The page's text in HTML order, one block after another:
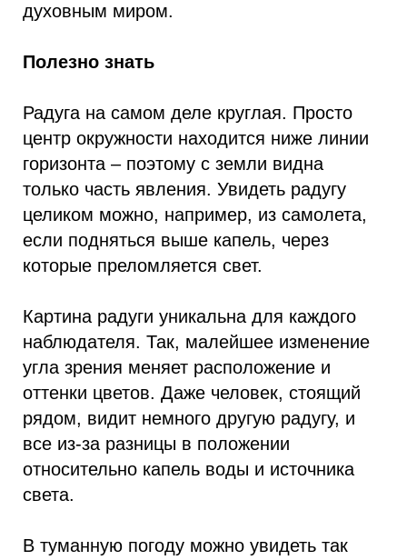
духовным миром.
Полезно знать
Радуга на самом деле круглая. Просто
центр окружности находится ниже линии
горизонта – поэтому с земли видна
только часть явления. Увидеть радугу
целиком можно, например, из самолета,
если подняться выше капель, через
которые преломляется свет.
Картина радуги уникальна для каждого
наблюдателя. Так, малейшее изменение
угла зрения меняет расположение и
оттенки цветов. Даже человек, стоящий
рядом, видит немного другую радугу, и
все из‑за разницы в положении
относительно капель воды и источника
света.
В туманную погоду можно увидеть так